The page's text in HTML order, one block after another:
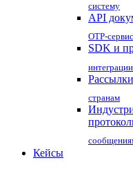
систему
API
OTP-
SDK и
странам
Кейсы